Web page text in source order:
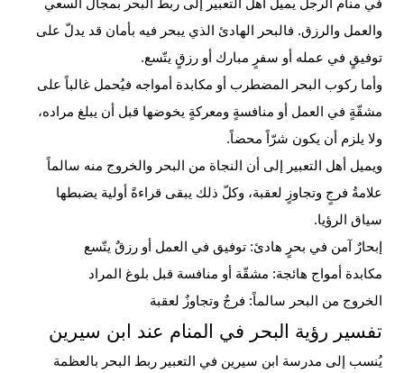
في منام الرجل يميل أهل التعبير إلى ربط البحر بمجال السعي
والعمل والرزق. فالبحر الهادئ الذي يبحر فيه بأمان قد يدلّ على
توفيقٍ في عمله أو سفرٍ مبارك أو رزقٍ يتّسع.
وأما ركوب البحر المضطرب أو مكابدة أمواجه فيُحمل غالباً على
مشقّةٍ في العمل أو منافسةٍ ومعركةٍ يخوضها قبل أن يبلغ مراده،
ولا يلزم أن يكون شرّاً محضاً.
ويميل أهل التعبير إلى أن النجاة من البحر والخروج منه سالماً
علامةُ فرجٍ وتجاوزٍ لعقبة، وكلّ ذلك يبقى قراءةً أولية يضبطها
سياق الرؤيا.
إبحارٌ آمن في بحرٍ هادئ: توفيق في العمل أو رزقٌ يتّسع
مكابدة أمواج هائجة: مشقّة أو منافسة قبل بلوغ المراد
الخروج من البحر سالماً: فرجٌ وتجاوزٌ لعقبة
تفسير رؤية البحر في المنام عند ابن سيرين
يُنسب إلى مدرسة ابن سيرين في التعبير ربط البحر بالعظمة